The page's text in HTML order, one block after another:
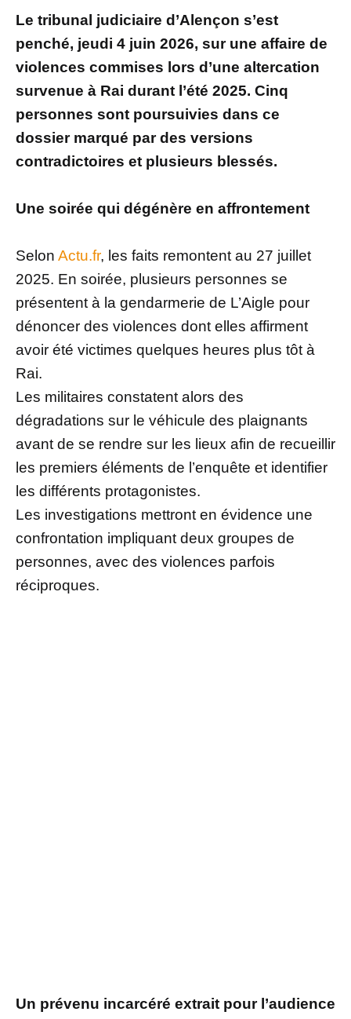
Le tribunal judiciaire d’Alençon s’est
penché, jeudi 4 juin 2026, sur une affaire de
violences commises lors d’une altercation
survenue à Rai durant l’été 2025. Cinq
personnes sont poursuivies dans ce
dossier marqué par des versions
contradictoires et plusieurs blessés.
Une soirée qui dégénère en affrontement
Selon Actu.fr, les faits remontent au 27 juillet
2025. En soirée, plusieurs personnes se
présentent à la gendarmerie de L’Aigle pour
dénoncer des violences dont elles affirment
avoir été victimes quelques heures plus tôt à
Rai.
Les militaires constatent alors des
dégradations sur le véhicule des plaignants
avant de se rendre sur les lieux afin de recueillir
les premiers éléments de l’enquête et identifier
les différents protagonistes.
Les investigations mettront en évidence une
confrontation impliquant deux groupes de
personnes, avec des violences parfois
réciproques.
Un prévenu incarcéré extrait pour l’audience